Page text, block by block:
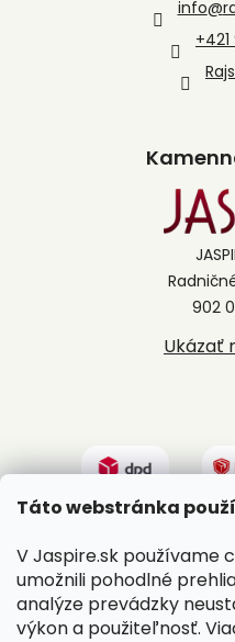
Táto webstránka
V Jaspire.sk používame
umožnili pohodlné
analýze prevádzky
výkon a použiteľnosť.
info@
902
Ukázať